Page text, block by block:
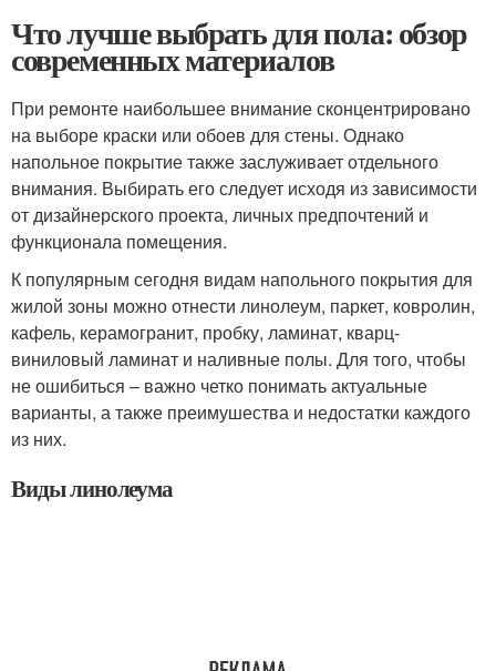
Что лучше выбрать для пола: обзор
современных материалов
При ремонте наибольшее внимание сконцентрировано
на выборе краски или обоев для стены. Однако
напольное покрытие также заслуживает отдельного
внимания. Выбирать его следует исходя из зависимости
от дизайнерского проекта, личных предпочтений и
функционала помещения.
К популярным сегодня видам напольного покрытия для
жилой зоны можно отнести линолеум, паркет, ковролин,
кафель, керамогранит, пробку, ламинат, кварц-
виниловый ламинат и наливные полы. Для того, чтобы
не ошибиться – важно четко понимать актуальные
варианты, а также преимушества и недостатки каждого
из них.
Виды линолеума